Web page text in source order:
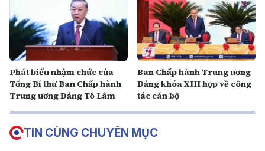
Phát biểu nhậm chức của
Tổng Bí thư Ban Chấp hành
Trung ương Đảng Tô Lâm
Ban Chấp hành Trung ương
Đảng khóa XIII họp về công
tác cán bộ
TIN CÙNG CHUYÊN MỤC